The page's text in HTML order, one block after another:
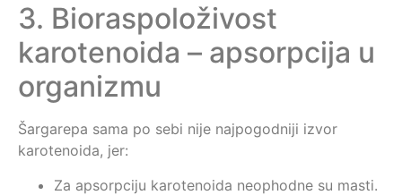
3. Bioraspoloživost
karotenoida – apsorpcija u
organizmu
Šargarepa sama po sebi nije najpogodniji izvor
karotenoida, jer:
Za apsorpciju karotenoida neophodne su masti.